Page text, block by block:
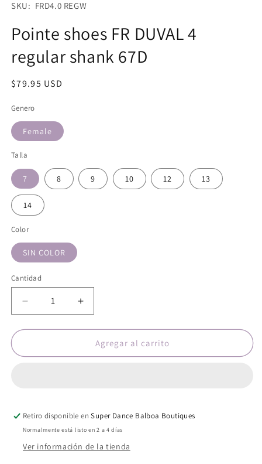
en
una
modal
SKU:
SKU: FRD4.0 REGW
Pointe shoes FR DUVAL 4
regular shank 67D
Precio
$79.95 USD
Genero
Female
Talla
7 8 9 10 12 13
14
Color
SIN COLOR
Cantidad
Reducir
cantidad
para
shoes
shank
67D
Aumentar
cantidad
para
Pointe
shoes
shank
67D
Agregar al carrito
Retiro disponible enSuper Dance Balboa Boutiques
Normalmente está listo en 2 a 4 días
Ver información de la tienda